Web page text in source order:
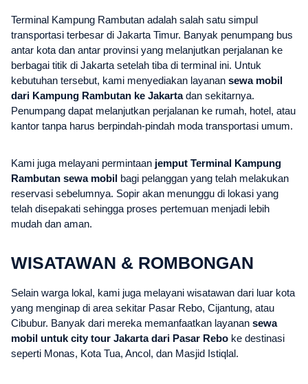
Terminal Kampung Rambutan adalah salah satu simpul
transportasi terbesar di Jakarta Timur. Banyak penumpang bus
antar kota dan antar provinsi yang melanjutkan perjalanan ke
berbagai titik di Jakarta setelah tiba di terminal ini. Untuk
kebutuhan tersebut, kami menyediakan layanan sewa mobil
dari Kampung Rambutan ke Jakartadan sekitarnya.
Penumpang dapat melanjutkan perjalanan ke rumah, hotel, atau
kantor tanpa harus berpindah-pindah moda transportasi umum.
Kami juga melayani permintaan jemput Terminal Kampung
Rambutan sewa mobil bagi pelanggan yang telah melakukan
reservasi sebelumnya. Sopir akan menunggu di lokasi yang
telah disepakati sehingga proses pertemuan menjadi lebih
mudah dan aman.
WISATAWAN & ROMBONGAN
Selain warga lokal, kami juga melayani wisatawan dari luar kota
yang menginap di area sekitar Pasar Rebo, Cijantung, atau
Cibubur. Banyak dari mereka memanfaatkan layanan sewa
mobil untuk city tour Jakarta dari Pasar Rebo ke destinasi
seperti Monas, Kota Tua, Ancol, dan Masjid Istiqlal.